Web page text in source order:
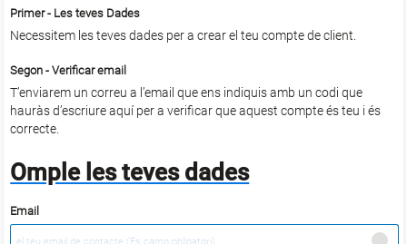
Primer - Les teves Dades
Necessitem les teves dades per a crear el teu compte de client.
Segon - Verificar email
T’enviarem un correu a l’email que ens indiquis amb un codi que
hauràs d’escriure aquí per a verificar que aquest compte és teu i és
correcte.
Omple les teves dades
Email